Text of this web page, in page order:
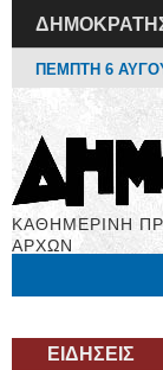
ΠΕΜΠΤΗ 6
ΚΑΘΗΜΕΡΙΝΗ
ΑΡΧΩΝ
ΕΙΔΗΣΕΙΣ